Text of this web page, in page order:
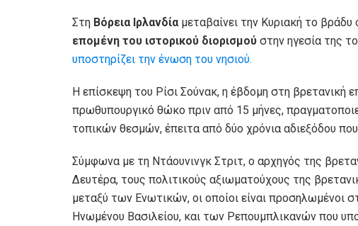
Στη Βόρεια Ιρλανδία μεταβαίνει την Κυριακή το
επομένη του ιστορικού διορισμού στην ηγεσία της
υποστηρίζει την ένωση του νησιού.
Η επίσκεψη του Ρίσι Σούνακ, η έβδομη στη βρετανική
πρωθυπουργικό θώκο πριν από 15 μήνες,
τοπικών θεσμών, έπειτα από δύο χρόνια αδιεξόδου
Σύμφωνα με τη Ντάουνινγκ Στριτ, ο αρχηγός της
Δευτέρα, τους πολιτικούς αξιωματούχους της
μεταξύ των Ενωτικών, οι οποίοι είναι προσηλωμένοι
Ηνωμένου Βασιλείου, και των Ρεπουμπλικανών που